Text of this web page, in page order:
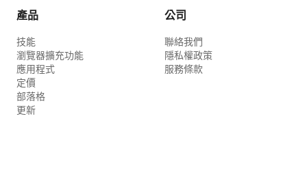
產品
技能
瀏覽器擴充功能
應用程式
定價
部落格
更新
公司
聯絡我們
隱私權政策
服務條款